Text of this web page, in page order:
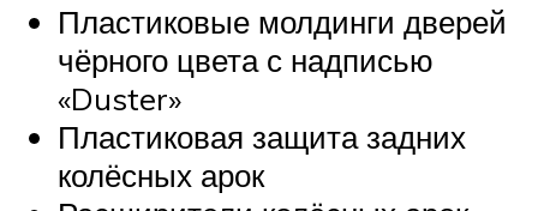
Пластиковые молдинги дверей
чёрного цвета с надписью
«Duster»
Пластиковая защита задних
колёсных арок